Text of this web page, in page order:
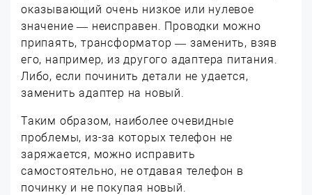
оказывающий очень низкое или нулевое
значение — неисправен. Проводки можно
припаять, трансформатор — заменить, взяв
его, например, из другого адаптера питания.
Либо, если починить детали не удается,
заменить адаптер на новый.
Таким образом, наиболее очевидные
проблемы, из-за которых телефон не
заряжается, можно исправить
самостоятельно, не отдавая телефон в
починку и не покупая новый.